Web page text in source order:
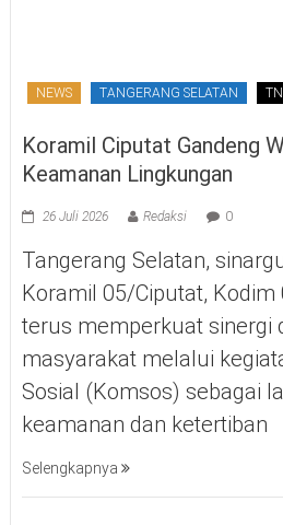
NEWS TANGERANG SELATAN TNI
Koramil Ciputat Gandeng
Keamanan Lingkungan
26 Juli 2026 Redaksi 0
Tangerang Selatan,
Koramil 05/Ciputat,
terus memperkuat sinergi
masyarakat melalui
Sosial (Komsos) sebagai
keamanan dan ketertiban
Selengkapnya